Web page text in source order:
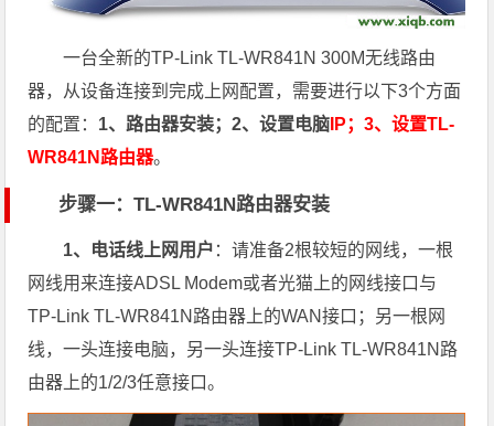
一台全新的TP-Link TL-WR841N 300M无线路由
器，从设备连接到完成上网配置，需要进行以下3个方面
的配置： 1、路由器安装；2、设置电脑 IP；3、设置TL-
WR841N路由器。
步骤一：TL-WR841N路由器安装
1、电话线上网用户 ：请准备2根较短的网线，一根
网线用来连接ADSL Modem或者光猫上的网线接口与
TP-Link TL-WR841N路由器上的WAN接口；另一根网
线，一头连接电脑，另一头连接TP-Link TL-WR841N路
由器上的1/2/3任意接口。